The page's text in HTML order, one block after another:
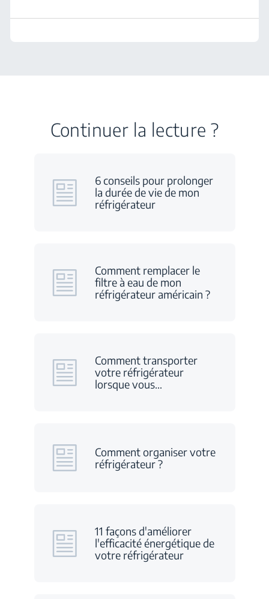
Continuer la lecture ?
6 conseils pour prolonger
la durée de vie de mon
réfrigérateur
Comment remplacer le
filtre à eau de mon
réfrigérateur américain ?
Comment transporter
votre réfrigérateur
lorsque vous…
Comment organiser votre
réfrigérateur ?
11 façons d'améliorer
l'efficacité énergétique de
votre réfrigérateur